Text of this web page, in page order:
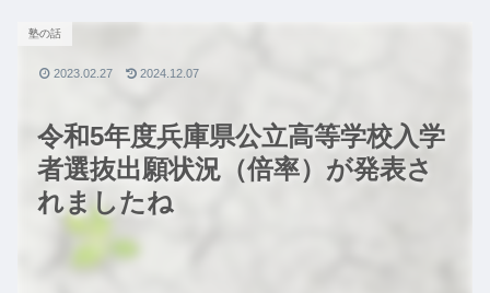
令和5年度兵庫県公立高等学校入学
者選抜出願状況（倍率）が発表さ
れましたね
塾の話
2023.02.27 2024.12.07